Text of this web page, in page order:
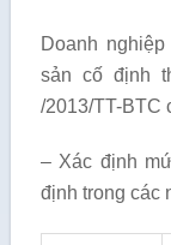
Doanh
sản cố định
/2013/TT-BTC
– Xác định
định trong các